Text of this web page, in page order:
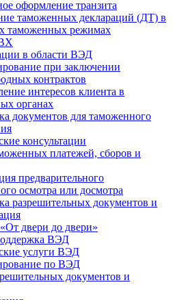
оформление транзита
таможенных деклараций (ДТ) в
таможенных режимах
в области ВЭД
при заключении
контрактов
интересов клиента в
органах
документов для таможенного
консультации
платежей, сборов и
предварительного
осмотра или досмотра
разрешительных документов и
двери до двери»
ВЭД
услуги ВЭД
по ВЭД
документов и